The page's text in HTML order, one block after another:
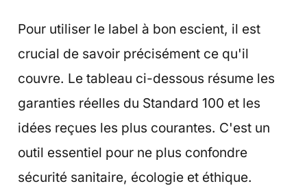
Pour utiliser le label à bon escient, il est
crucial de savoir précisément ce qu'il
couvre. Le tableau ci-dessous résume les
garanties réelles du Standard 100 et les
idées reçues les plus courantes. C'est un
outil essentiel pour ne plus confondre
sécurité sanitaire, écologie et éthique.